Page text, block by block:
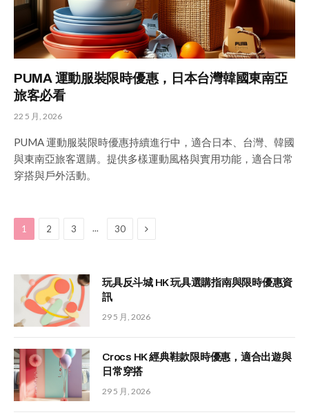
PUMA 運動服裝限時優惠，日本台灣韓國東南亞
旅客必看
22 5 月, 2026
PUMA 運動服裝限時優惠持續進行中，適合日本、台灣、韓國
與東南亞旅客選購。提供多樣運動風格與實用功能，適合日常
穿搭與戶外活動。
1 2 3 ... 30 Next
玩具反斗城 HK 玩具選購指南與限時優惠資
訊
29 5 月, 2026
Crocs HK 經典鞋款限時優惠，適合出遊與
日常穿搭
29 5 月, 2026